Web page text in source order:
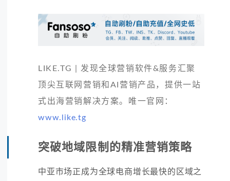
LIKE.TG | 发现全球营销软件&服务汇聚
顶尖互联网营销和AI营销产品，提供一站
式出海营销解决方案。唯一官网：
www.like.tg
突破地域限制的精准营销策略
中亚市场正成为全球电商增长最快的区域之